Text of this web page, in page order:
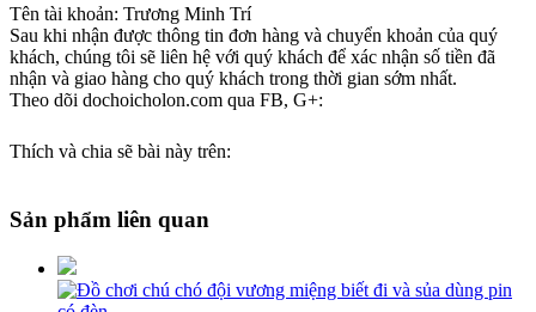
Tên tài khoản: Trương Minh Trí
Sau khi nhận được thông tin đơn hàng và chuyển khoản của quý
khách, chúng tôi sẽ liên hệ với quý khách để xác nhận số tiền đã
nhận và giao hàng cho quý khách trong thời gian sớm nhất.
Theo dõi dochoicholon.com qua FB, G+:
Thích và chia sẽ bài này trên:
Sản phẩm liên quan